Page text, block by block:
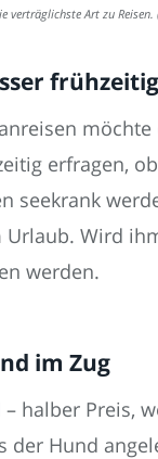
verträglichste Art zu
erfragen,
seekrank
Wird
werden.
im Zug
halber Preis,
der Hund